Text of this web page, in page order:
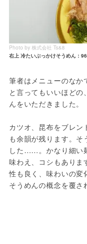
Photo by 株式会社 Ts&8
右上 冷たいぶっかけそうめん：
筆者はメニューのなか
と言ってもいいほど
んをいただきました。
カツオ、昆布をブレン
も余韻が残ります。
した……。かなり細い
味わえ、コシもありま
性も良く、味わいの変
そうめんの概念を覆さ